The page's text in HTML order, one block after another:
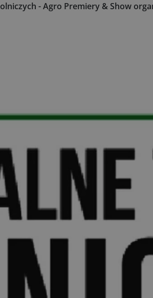
- Agro Premiery & Show